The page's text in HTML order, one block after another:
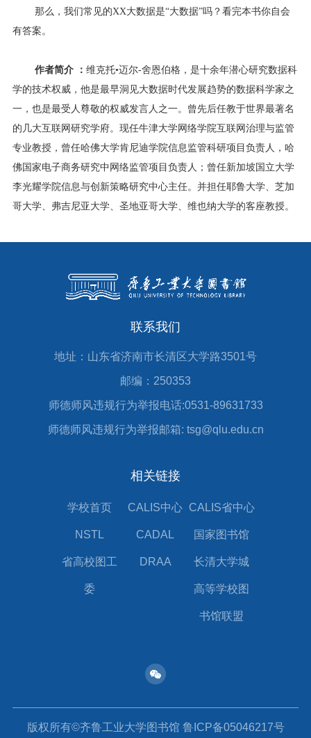
那么，我们常见的XX大数据是“大数据”吗？看完本书你自会
有答案。
作者简介 ： 维克托•迈尔-舍恩伯格， 是十余年潜心研究数据科
学的技术权威，他是最早洞见大数据时代发展趋势的数据科学家之
一，也是最受人尊敬的权威发言人之一。曾先后任教于世界最著名
的几大互联网研究学府。现任牛津大学网络学院互联网治理与监管
专业教授，曾任哈佛大学肯尼迪学院信息监管科研项目负责人，哈
佛国家电子商务研究中网络监管项目负责人；曾任新加坡国立大学
李光耀学院信息与创新策略研究中心主任。并担任耶鲁大学、芝加
哥大学、弗吉尼亚大学、圣地亚哥大学、维也纳大学的客座教授。
联系我们
地址：山东省济南市长清区大学路3501号
邮编：250353
师德师风违规行为举报电话:0531-89631733
师德师风违规行为举报邮箱: tsg@qlu.edu.cn
相关链接
学校首页 CALIS中心 CALIS省中心
NSTL CADAL 国家图书馆
省高校图工
委
DRAA 长清大学城
高等学校图
书馆联盟
版权所有©齐鲁工业大学图书馆 鲁ICP备05046217号